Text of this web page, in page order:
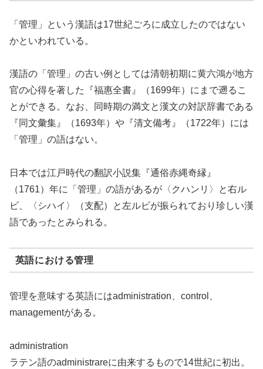
「管理」という漢語は17世紀ごろに成立したのではない
かといわれている。
漢語の「管理」の古い例としては清朝初期に黄六鴻が地方
官の心得を著した『福惠全書』（1699年）にまで遡るこ
とができる。なお、同時期の満文と漢文の対訳辞書である
『同文彙集』（1693年）や『清文備考』（1722年）には
「管理」の語はない。
日本では江戸時代の翻訳小説集『通俗赤縄奇縁』
（1761）年に「管理」の語があるが〈クハンリ〉と右ル
ビ、〈シハイ〉（支配）と左ルビが振られており珍しい漢
語であったとみられる。
英語における管理
管理を意味する英語にはadministration、control、
managementがある。
administration
ラテン語のadministrareに由来するもので14世紀に初出。